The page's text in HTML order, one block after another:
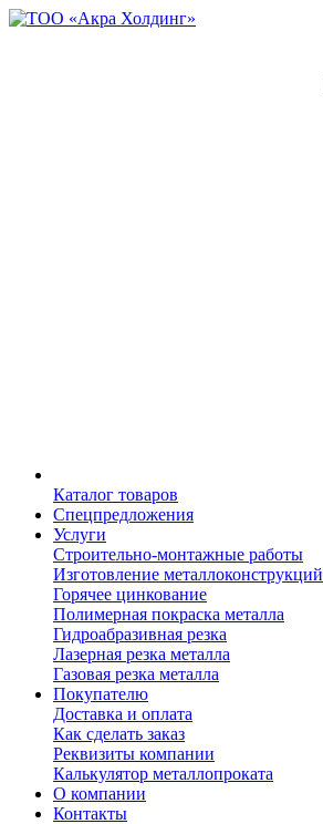
Каталог товаров
Спецпредложения
Услуги
Строительно-монтажные работы
Изготовление металлоконструкций
Горячее цинкование
Полимерная покраска металла
Гидроабразивная резка
Лазерная резка металла
Газовая резка металла
Покупателю
Доставка и оплата
Как сделать заказ
Реквизиты компании
Калькулятор металлопроката
О компании
Контакты